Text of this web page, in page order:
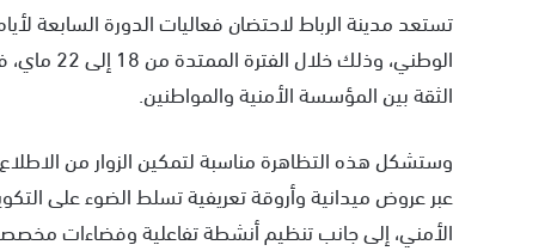
تستعد مدينة الرباط لاحتضان فعاليات الدورة السابعة
الوطني،
الثقة بين المؤسسة الأمنية والمواطنين.
وستشكل هذه التظاهرة مناسبة لتمكين الزوار من
عبر عروض ميدانية وأروقة تعريفية تسلط الضوء على
الأمني، إلى جانب تنظيم أنشطة تفاعلية وفضاءات